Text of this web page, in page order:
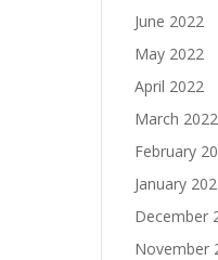
June 2022
May 2022
April 2022
March 2022
February
January
December
November